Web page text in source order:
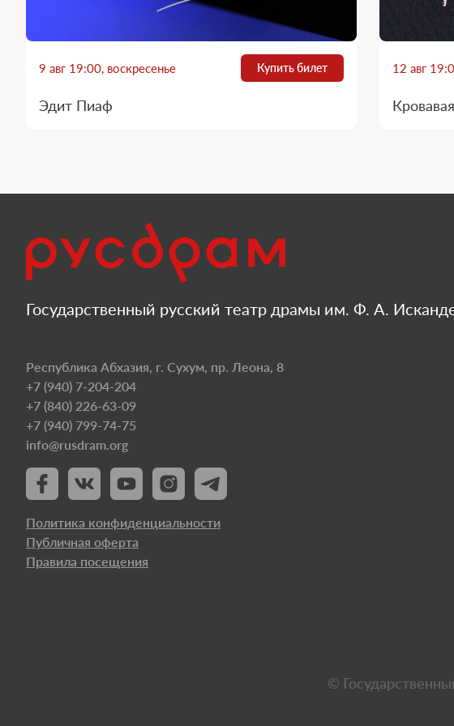
9 авг 19:00, воскресенье Купить билет
Эдит Пиаф
12 авг
Государственный русский театр драмы им. Ф. А.
Республика Абхазия, г. Сухум, пр. Леона, 8
+7 (940) 7-204-204
+7 (840) 226-63-09
+7 (940) 799-74-75
info@rusdram.org
Политика конфиденциальности
Публичная оферта
Правила посещения
©